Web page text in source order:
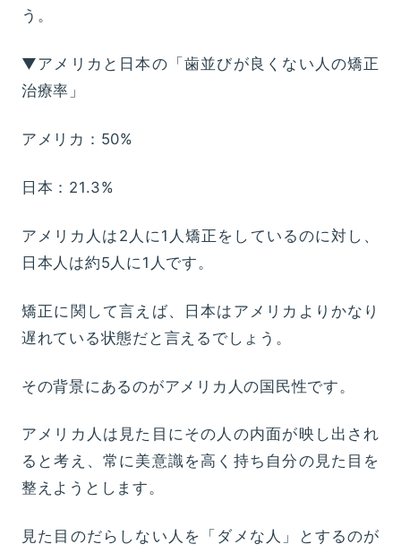
う。
▼アメリカと日本の「歯並びが良くない人の矯正
治療率」
アメリカ：50%
日本：21.3%
アメリカ人は2人に1人矯正をしているのに対し、
日本人は約5人に1人です。
矯正に関して言えば、日本はアメリカよりかなり
遅れている状態だと言えるでしょう。
その背景にあるのがアメリカ人の国民性です。
アメリカ人は見た目にその人の内面が映し出され
ると考え、常に美意識を高く持ち自分の見た目を
整えようとします。
見た目のだらしない人を「ダメな人」とするのが